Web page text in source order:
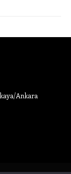
Ankara